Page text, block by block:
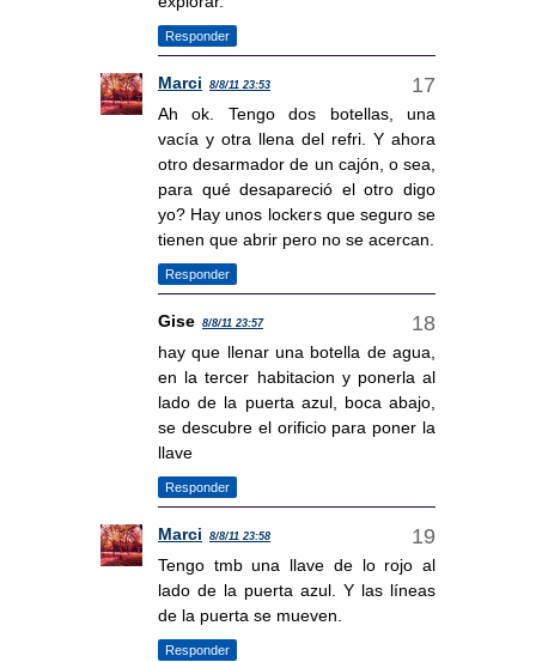
Responder
Marci 8/8/11 23:53
Ah ok. Tengo dos botellas, una
vacía y otra llena del refri. Y ahora
otro desarmador de un cajón, o sea,
para qué desapareció el otro digo
yo? Hay unos lockers que seguro se
tienen que abrir pero no se acercan.
Responder
Gise 8/8/11 23:57
hay que llenar una botella de agua,
en la tercer habitacion y ponerla al
lado de la puerta azul, boca abajo,
se descubre el orificio para poner la
llave
Responder
Marci 8/8/11 23:58
Tengo tmb una llave de lo rojo al
lado de la puerta azul. Y las líneas
de la puerta se mueven.
Responder